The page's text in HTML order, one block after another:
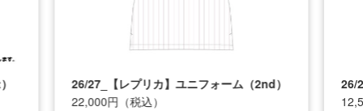
26/27_【レプリカ】ユニフォーム（2nd）
22,000円（税込）
26/